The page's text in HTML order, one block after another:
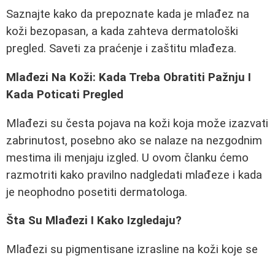
Saznajte kako da prepoznate kada je mlađez na
koži bezopasan, a kada zahteva dermatološki
pregled. Saveti za praćenje i zaštitu mlađeza.
Mlađezi Na Koži: Kada Treba Obratiti Pažnju I
Kada Poticati Pregled
Mlađezi su česta pojava na koži koja može izazvati
zabrinutost, posebno ako se nalaze na nezgodnim
mestima ili menjaju izgled. U ovom članku ćemo
razmotriti kako pravilno nadgledati mlađeze i kada
je neophodno posetiti dermatologa.
Šta Su Mlađezi I Kako Izgledaju?
Mlađezi su pigmentisane izrasline na koži koje se